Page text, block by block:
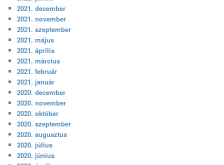
2021. december
2021. november
2021. szeptember
2021. május
2021. április
2021. március
2021. február
2021. január
2020. december
2020. november
2020. október
2020. szeptember
2020. augusztus
2020. július
2020. június